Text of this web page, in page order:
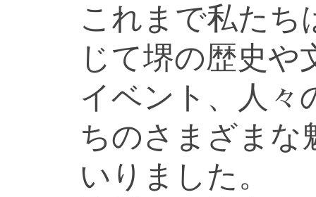
これまで私たち
じて堺の歴史や
イベント、人々
ちのさまざまな
いりました。